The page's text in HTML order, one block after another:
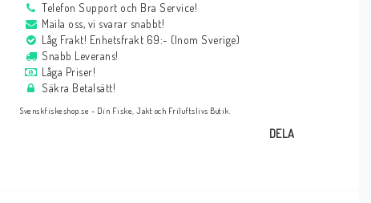
Telefon Support och Bra Service!
Maila oss, vi svarar snabbt!
Låg Frakt! Enhetsfrakt 69:- (Inom Sverige)
Snabb Leverans!
Låga Priser!
Säkra Betalsätt!
Svenskfiskeshop.se - Din Fiske, Jakt och Friluftslivs Butik.
DELA